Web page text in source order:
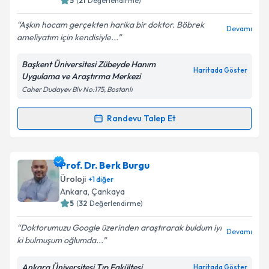
Kişisel verilerimin işlenmesine ilişkin
Metni
kapsamda işlenmesini kabul ediyorum.
Takvim Talebini Gönder
Aşkın hocam gerçekten harika bir doktor. Böbrek
ameliyatım için kendisiyle...
Devamı
Başkent Üniversitesi Zübeyde Hanım
Uygulama ve Araştırma Merkezi
Haritada Göster
Caher Dudayev Blv No:175, Bostanlı
Randevu Talep Et
Randevu Takvimi Talebi
Doç. Dr. Aşkın Eroğluiçin randevu takvimi talebi
oluşturun. Size bu uzmandan randevu almanız için bir
takvim hazırlandığında e-posta ile bilgilendireceğiz.
Prof. Dr. Berk Burgu
Üroloji +1diğer
Ankara, Çankaya
5 (32 Değerlendirme)
Doktorumuzu Google üzerinden araştırarak buldum iyi
ki bulmuşum oğlumda...
Devamı
Haritada Göster